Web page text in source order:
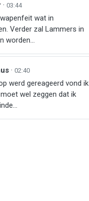
· 03:44
wat in
Verder zal Lammers in
worden...
· 02:40
werd gereageerd vond ik
wel zeggen dat ik